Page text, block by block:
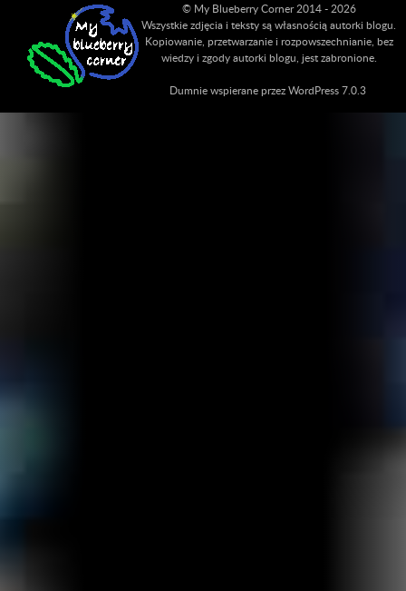
© My Blueberry Corner 2014 - 2026
Wszystkie zdjęcia i teksty są własnością autorki blogu.
Kopiowanie, przetwarzanie i rozpowszechnianie, bez
wiedzy i zgody autorki blogu, jest zabronione.
Dumnie wspierane przez WordPress 7.0.3